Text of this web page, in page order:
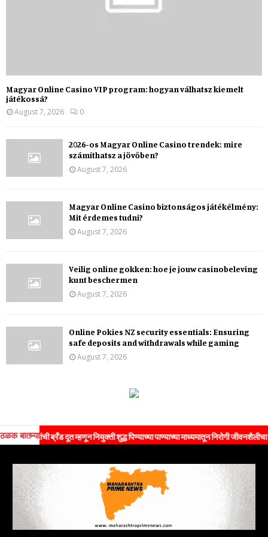
Magyar Online Casino VIP program: hogyan válhatsz kiemelt
játékossá?
August 7, 2026
0
2026-os Magyar Online Casino trendek: mire
számíthatsz a jövőben?
August 7, 2026
Magyar Online Casino biztonságos játékélmény:
Mit érdemes tudni?
August 7, 2026
Veilig online gokken: hoe je jouw casinobeleving
kunt beschermen
August 7, 2026
Online Pokies NZ security essentials: Ensuring
safe deposits and withdrawals while gaming
August 7, 2026
ठळक बातम्या
ब्रँड दूत म्हणून नियुक्ती शुद्ध पिण्याच्या पाण्याच्या माध्यमातून निरोगी जीवनशैलीचा संदेश